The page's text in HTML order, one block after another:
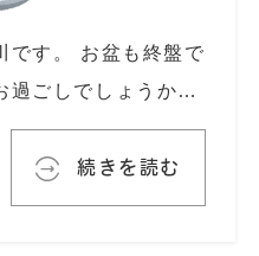
です。 お盆も終盤で
過ごしでしょうか…
続きを読む